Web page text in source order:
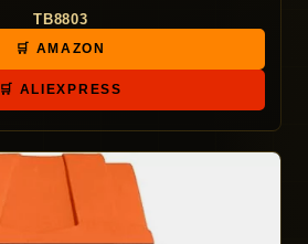
TB8803
🛒 AMAZON
🛒 ALIEXPRESS